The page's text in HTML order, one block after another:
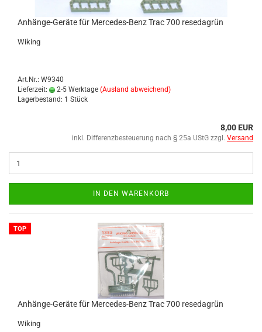
Anhänge-​​​Ge­rä­te für Mercedes-​​​Benz Trac 700 re­se­da­grün
Wi­king
Art.Nr.: W9340
Lieferzeit:
2-5 Werktage (Ausland abweichend)
Lagerbestand: 1 Stück
8,00 EUR
inkl. Differenzbesteuerung nach § 25a UStG zzgl. Versand
IN DEN WARENKORB
TOP
Anhänge-​​​Ge­rä­te für Mercedes-​​​Benz Trac 700 re­se­da­grün
Wi­king